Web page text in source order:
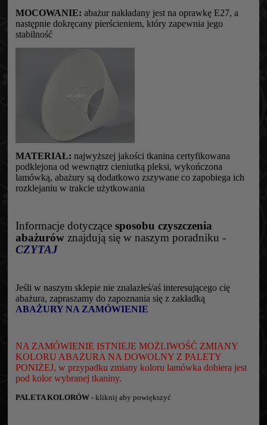
MOCOWANIE: abażur nakładany jest na oprawkę E27, a
następnie dokręcany pierścieniem, który zapewnia jego
stabilność
MATERIAŁ: najwyższej jakości tkanina certyfikowana
podklejona od wewnątrz cieniutką pleksi, wykończona
lamówką, abażury są dodatkowo zszywane co zapobiega ich
rozklejaniu w trakcie użytkowania
Informacje dotyczące sposobu czyszczenia
abażurów znajdują się w naszym poradniku -
CZYTAJ
Jeśli w naszym sklepie nie znalazłeś/aś interesującego cię
abażura, zapraszamy do zapoznania się z zakładką
ABAŻURY NA ZAMÓWIENIE
NA ZAMÓWIENIE ISTNIEJE MOŻLIWOŚĆ ZMIANY
KOLORU ABAŻURA NA DOWOLNY Z PALETY
PONIŻEJ, w przypadku zmiany koloru lamówka dobiera jest
pod kolor wybranej tkaniny.
PALETA KOLORÓW - kliknij aby powiększyć